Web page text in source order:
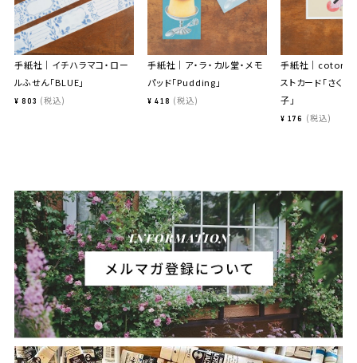
手紙社｜イチハラマコ・ロー
ルふせん「BLUE」
¥ 803 税込
手紙社｜ア・ラ・カル堂・メモ
パッド「Pudding」
¥ 418 税込
手紙社｜cotori
ストカード「さく
子」
¥ 176 税込